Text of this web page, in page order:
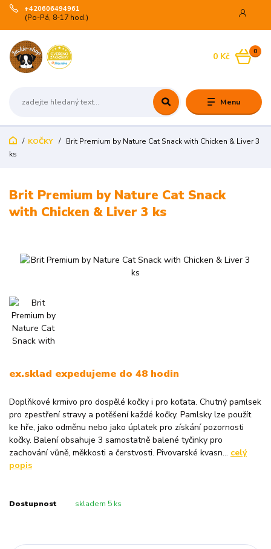
Menu
+420606494961
(Po-Pá, 8-17 hod.)
0
0 Kč
KOČKY
Brit Premium by Nature Cat Snack with Chicken & Liver 3
ks
Brit Premium by Nature Cat Snack
with Chicken & Liver 3 ks
ex.sklad expedujeme do 48 hodin
Doplňkové krmivo pro dospělé kočky i pro koťata. Chutný pamlsek
pro zpestření stravy a potěšení každé kočky. Pamlsky lze použít
ke hře, jako odměnu nebo jako úplatek pro získání pozornosti
kočky. Balení obsahuje 3 samostatně balené tyčinky pro
zachování vůně, měkkosti a čerstvosti. Pivovarské kvasn... celý
popis
Dostupnost skladem 5 ks